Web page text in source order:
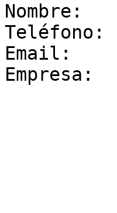
Nombre:
Teléfono:
Email:
Empresa: